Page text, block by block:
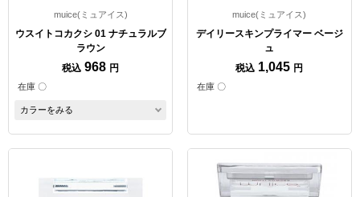
muice(ミュアイス)
ウスイトコカクシ 01 ナチュラルブ
ラウン
税込 968 円
在庫 〇
カラーをみる
muice(ミュアイス)
デイリースキンプライマー ベージ
ュ
税込 1,045 円
在庫 〇